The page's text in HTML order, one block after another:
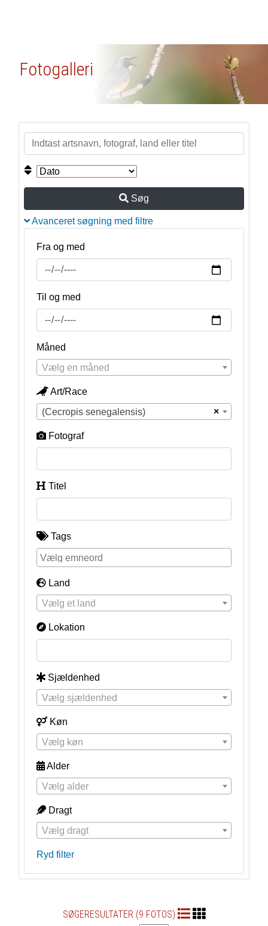
Fotogalleri
Søg
Avanceret søgning med filtre
Fra og med
Til og med
Måned
Vælg en måned
Art/Race
×
(Cecropis senegalensis)
Fotograf
Titel
Tags
Land
Vælg et land
Lokation
Sjældenhed
Vælg sjældenhed
Køn
Vælg køn
Alder
Vælg alder
Dragt
Vælg dragt
Ryd filter
SØGERESULTATER (9 FOTOS)